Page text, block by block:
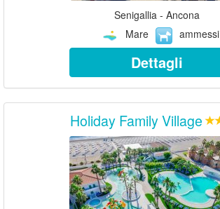
Senigallia - Ancona
Mare
ammessi
Dettagli
Holiday Family Village